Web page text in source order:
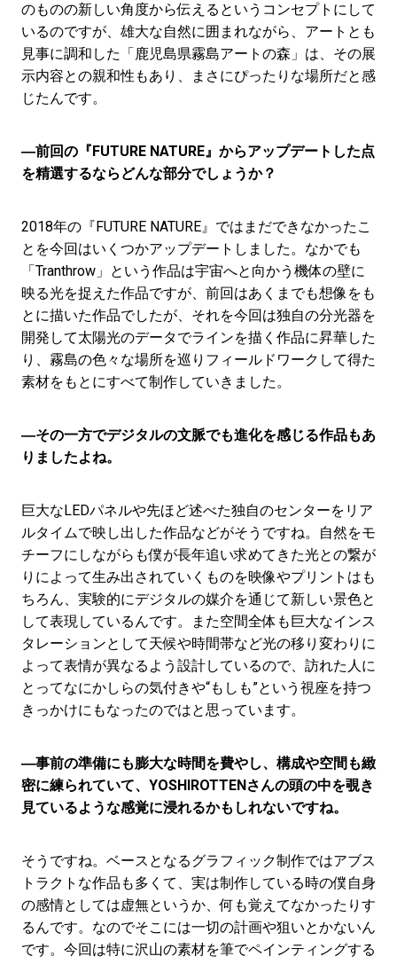
のものの新しい角度から伝えるというコンセプトにして
いるのですが、雄大な自然に囲まれながら、アートとも
見事に調和した「鹿児島県霧島アートの森」は、その展
示内容との親和性もあり、まさにぴったりな場所だと感
じたんです。
―前回の『FUTURE NATURE』からアップデートした点
を精選するならどんな部分でしょうか？
2018年の『FUTURE NATURE』ではまだできなかったこ
とを今回はいくつかアップデートしました。なかでも
「Tranthrow」という作品は宇宙へと向かう機体の壁に
映る光を捉えた作品ですが、前回はあくまでも想像をも
とに描いた作品でしたが、それを今回は独自の分光器を
開発して太陽光のデータでラインを描く作品に昇華した
り、霧島の色々な場所を巡りフィールドワークして得た
素材をもとにすべて制作していきました。
―その一方でデジタルの文脈でも進化を感じる作品もあ
りましたよね。
巨大なLEDパネルや先ほど述べた独自のセンターをリア
ルタイムで映し出した作品などがそうですね。自然をモ
チーフにしながらも僕が長年追い求めてきた光との繋が
りによって生み出されていくものを映像やプリントはも
ちろん、実験的にデジタルの媒介を通じて新しい景色と
して表現しているんです。また空間全体も巨大なインス
タレーションとして天候や時間帯など光の移り変わりに
よって表情が異なるよう設計しているので、訪れた人に
とってなにかしらの気付きや“もしも”という視座を持つ
きっかけにもなったのではと思っています。
―事前の準備にも膨大な時間を費やし、構成や空間も緻
密に練られていて、YOSHIROTTENさんの頭の中を覗き
見ているような感覚に浸れるかもしれないですね。
そうですね。ベースとなるグラフィック制作ではアブス
トラクトな作品も多くて、実は制作している時の僕自身
の感情としては虚無というか、何も覚えてなかったりす
るんです。なのでそこには一切の計画や狙いとかないん
です。今回は特に沢山の素材を筆でペインティングする